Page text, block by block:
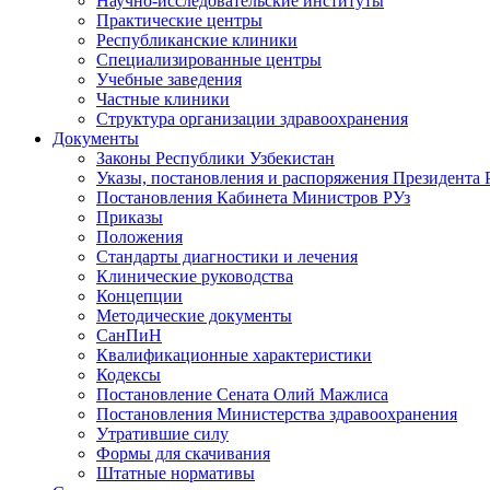
Практические центры
Республиканские клиники
Специализированные центры
Учебные заведения
Частные клиники
Структура организации здравоохранения
Документы
Законы Республики Узбекистан
Указы, постановления и распоряжения Президента
Постановления Кабинета Министров РУз
Приказы
Положения
Стандарты диагностики и лечения
Клинические руководства
Концепции
Методические документы
СанПиН
Квалификационные характеристики
Кодексы
Постановление Сената Олий Мажлиса
Постановления Министерства здравоохранения
Утратившие силу
Формы для скачивания
Штатные нормативы